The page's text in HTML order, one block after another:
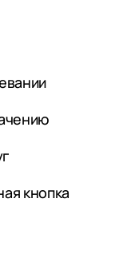
кнопка